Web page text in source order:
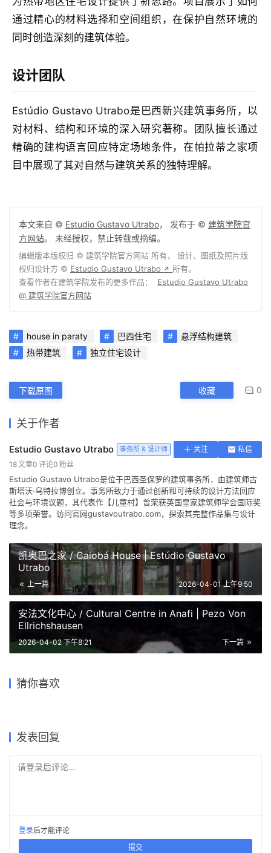
通过精心的材料选择和空间组织，在保护自然环境的
同时创造深刻的建筑体验。
设计团队
Estúdio Gustavo Utrabo是巴西新兴建筑事务所，以
对材料、结构和环境的深入研究著称。团队擅长通过
精确的建构语言回应特定场地条件，在帕拉蒂之家项
目中展现了其对自然与建筑关系的独特理解。
本文来自 © Estudio Gustavo Utrabo， 发布于 © 建筑学院官
方网站。 未经授权，禁止转载或摘编。
编辑版本版权归 © 建筑学院官方网站 所有， 设计、图纸及照片版
权归设计方 © Estudio Gustavo Utrabo ↗ 所有。
查看作者在建筑学院发布的更多作品： Estudio Gustavo Utrabo
@ 建筑学院官方网站
house in paraty 巴西住宅
悬浮结构建筑
热带建筑
独立住宅设计
下载原图 收藏 0
关于作者
Estudio Gustavo Utrabo 事务所 & 设计师 关注
私信
18文章0 评论0 粉丝
Estudio Gustavo Utrabo是位于巴西圣保罗的建筑事务所，由建筑师古
斯塔沃·乌特拉博创立。事务所致力于通过创新和可持续的设计方法回应
社会与环境议题，其代表作【儿童村】曾荣获英国皇家建筑师学会国际奖
等多项荣誉。访问官网gustavoutrabo.com，探索其完整作品集与设计
理念。
凯奥巴之家 / Caiobá House | Estúdio Gustavo
Utrabo
上一篇 2026-04-01 上午9:50
安法文化中心 / Cultural Centre in Anafi | Pezo Von
Ellrichshausen
下一篇
2026-04-02 下午8:21
猜你喜欢
务所
Shochikucho House |
萨拉扎尔之家 Salazar House
| 曼努埃尔·塞万提斯｜Manuel
发表回复
请登录后评论...
登录后才能评论
提交